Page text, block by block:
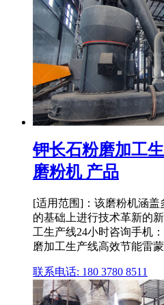
钾长石粉磨加工
磨粉机 产品
[适用范围]：该磨粉机涵
的基础上进行技术革新的
工生产线24小时咨询手机
磨加工生产线高效节能雷
联系电话: 180 3780 8511